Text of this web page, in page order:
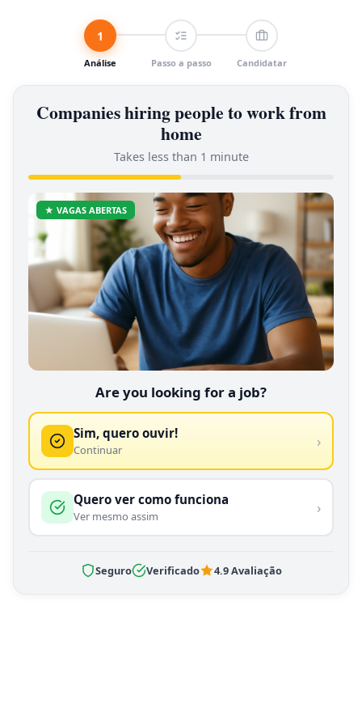
1
Análise Passo a passo Candidatar
Companies hiring people to work from
home
Takes less than 1 minute
★ VAGAS ABERTAS
Are you looking for a job?
Sim, quero ouvir!
Continuar ›
Quero ver como funciona
Ver mesmo assim ›
Seguro Verificado 4.9 Avaliação